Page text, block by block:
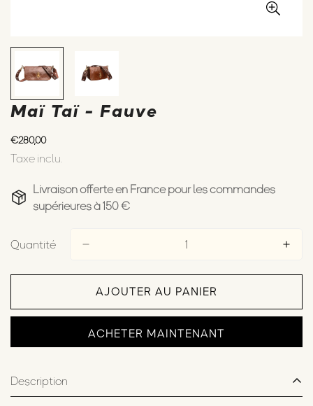
Maï Taï - Fauve
Prix
€280,00
Taxe inclu.
Livraison offerte en France pour les commandes
supérieures à 150 €
Quantité
AJOUTER AU PANIER
ACHETER MAINTENANT
Description